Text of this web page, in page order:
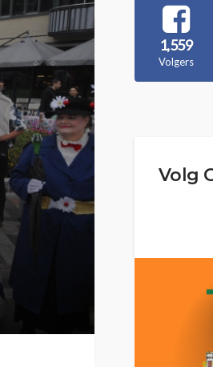
1,559
Volgers
Volg